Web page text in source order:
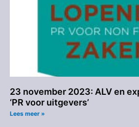
23 november 2023: ALV en
‘PR voor uitgevers’
Lees meer »